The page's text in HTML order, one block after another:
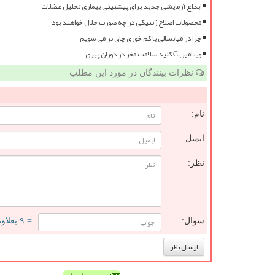
ابداع آزمایشی جدید برای پیشبینی بیماری تحلیل عضلات
محصولات اصلاح ژنتیکی در چه صورت حلال خواهند بود
چرا در میانسالی با کم خوری چاق تر می شویم
ویتامین C کلید سلامت مغز در دوران پیری
نظرات بینندگان در مورد این مطلب
نام:
ایمیل:
نظر:
سوال: = ۹ بعلاوه ۴